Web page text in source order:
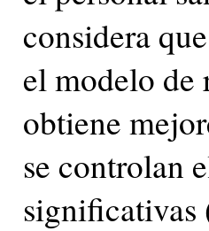
considera
el modelo de
obtiene
se controlan
significativas